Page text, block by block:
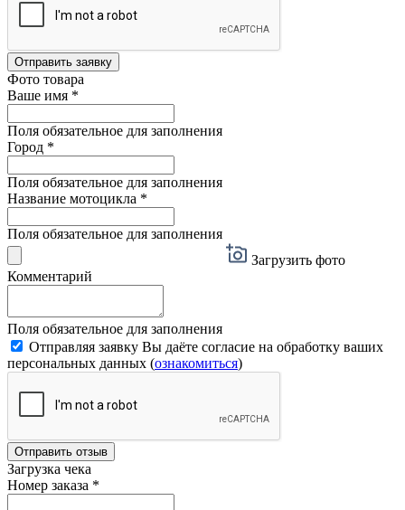
Отправить заявку
Фото товара
Ваше имя *
Поля обязательное для заполнения
Город *
Поля обязательное для заполнения
Название мотоцикла *
Поля обязательное для заполнения
Загрузить фото
Комментарий
Поля обязательное для заполнения
Отправляя заявку Вы даёте согласие на обработку ваших
персональных данных (ознакомиться)
Отправить отзыв
Загрузка чека
Номер заказа *